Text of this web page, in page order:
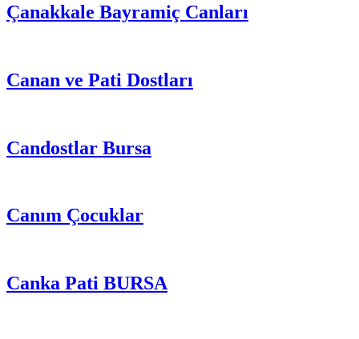
Çanakkale Bayramiç Canları
Canan ve Pati Dostları
Candostlar Bursa
Canım Çocuklar
Canka Pati BURSA